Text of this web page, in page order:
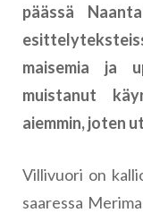
päässä
maisemia ja
muistanut
aiemmin, joten
Villivuori on
saaressa